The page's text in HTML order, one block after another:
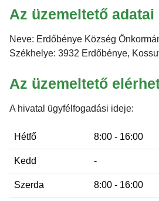
Az üzemeltető adatai
Neve: Erdőbénye Község
Székhelye: 3932 Erdőbénye,
Az üzemeltető
A hivatal ügyfélfogadási ideje:
Hétfő 8:00 - 16:00
Kedd -
Szerda 8:00 - 16:00